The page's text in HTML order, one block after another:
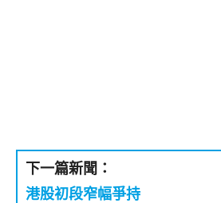
下一篇新聞：
港股初段窄幅爭持